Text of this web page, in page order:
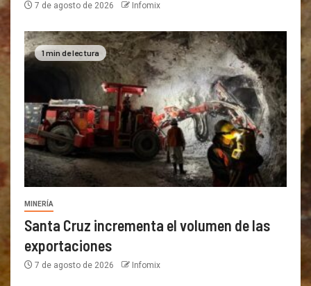
7 de agosto de 2026 Infomix
1 min de lectura
MINERÍA
Santa Cruz incrementa el volumen de las
exportaciones
7 de agosto de 2026 Infomix